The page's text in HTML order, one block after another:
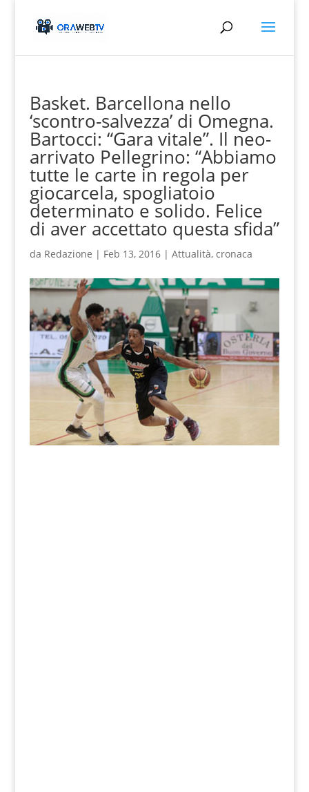
Basket. Barcellona nello
‘scontro-salvezza’ di Omegna.
Bartocci: “Gara vitale”. Il neo-
arrivato Pellegrino: “Abbiamo
tutte le carte in regola per
giocarcela, spogliatoio
determinato e solido. Felice
di aver accettato questa sfida”
da Redazione | Feb 13, 2016| Attualità, cronaca